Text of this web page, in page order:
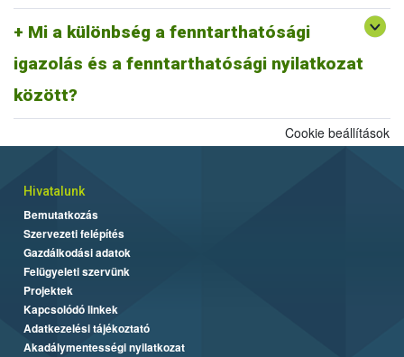
Mi a különbség a fenntarthatósági
igazolás és a fenntarthatósági nyilatkozat
között?
A fentiek alapján fenntarthatósági nyilatkozatnak minősül a
biomassza igazolás is, ahogyan egy ISCC farm nyilatkozat is,
más tagállami fenntarthatósági rendszer szerinti fenntarthatósági
dokumentum is.
Cookie beállítások
Hivatalunk
Bemutatkozás
Szervezeti felépítés
Gazdálkodási adatok
Felügyeleti szervünk
Projektek
Kapcsolódó linkek
Adatkezelési tájékoztató
Akadálymentességi nyilatkozat